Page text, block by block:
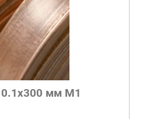
мм М1